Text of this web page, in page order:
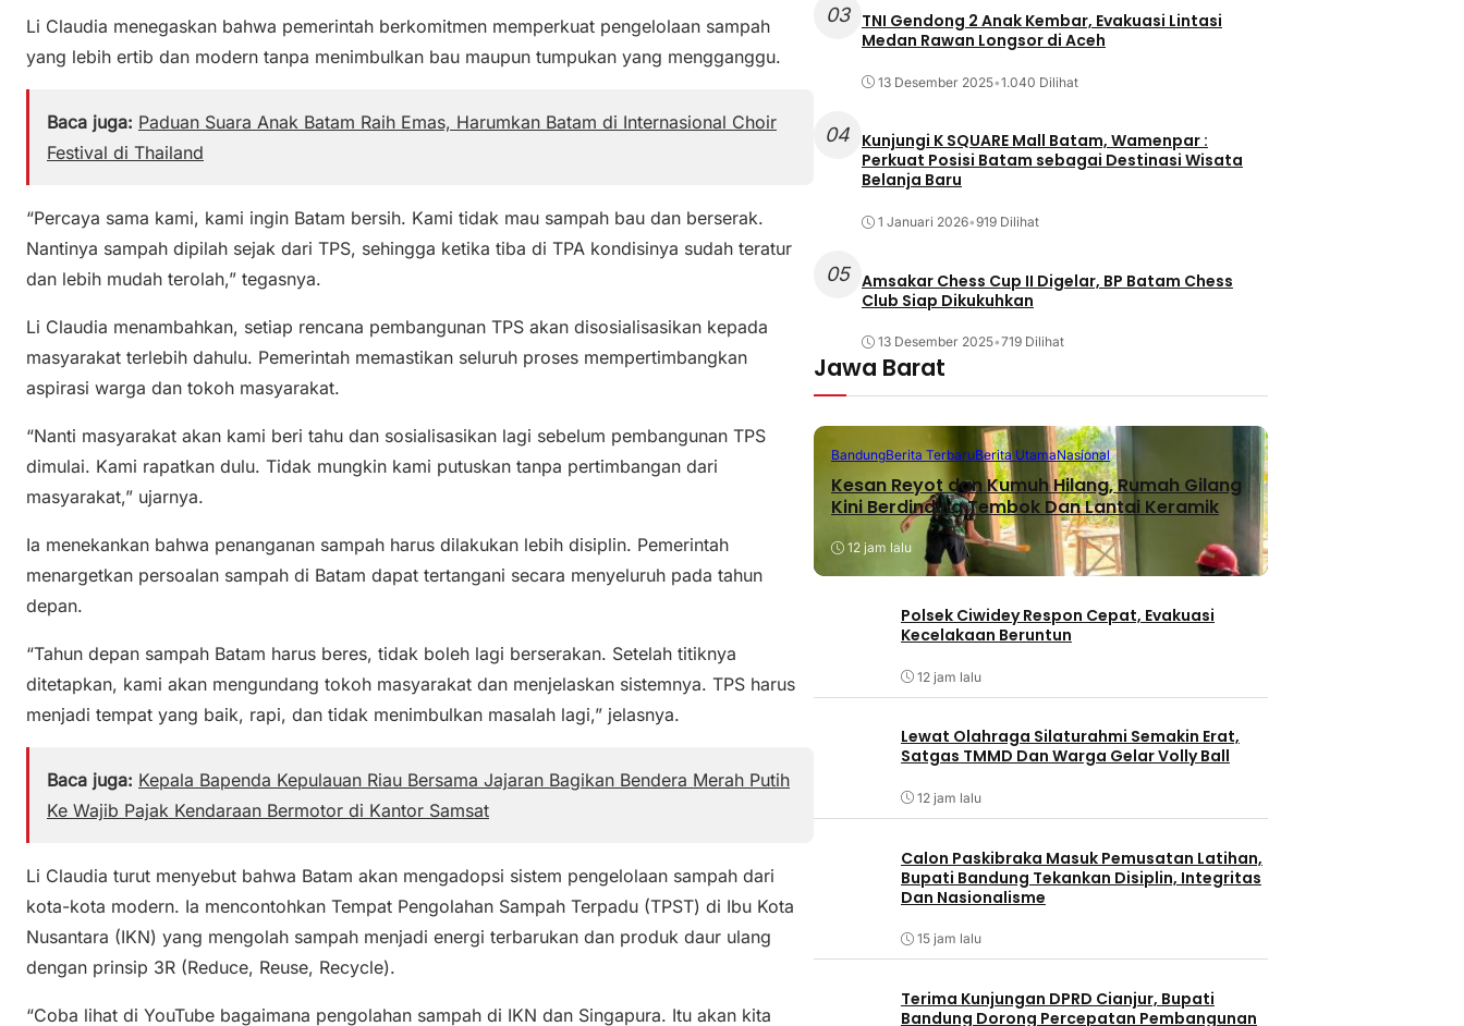
Li Claudia menegaskan bahwa pemerintah berkomitmen memperkuat pengelolaan sampah
yang lebih ertib dan modern tanpa menimbulkan bau maupun tumpukan yang mengganggu.
Baca juga: Paduan Suara Anak Batam Raih Emas, Harumkan Batam di Internasional Choir
Festival di Thailand
“Percaya sama kami, kami ingin Batam bersih. Kami tidak mau sampah bau dan berserak.
Nantinya sampah dipilah sejak dari TPS, sehingga ketika tiba di TPA kondisinya sudah teratur
dan lebih mudah terolah,” tegasnya.
Li Claudia menambahkan, setiap rencana pembangunan TPS akan disosialisasikan kepada
masyarakat terlebih dahulu. Pemerintah memastikan seluruh proses mempertimbangkan
aspirasi warga dan tokoh masyarakat.
“Nanti masyarakat akan kami beri tahu dan sosialisasikan lagi sebelum pembangunan TPS
dimulai. Kami rapatkan dulu. Tidak mungkin kami putuskan tanpa pertimbangan dari
masyarakat,” ujarnya.
Ia menekankan bahwa penanganan sampah harus dilakukan lebih disiplin. Pemerintah
menargetkan persoalan sampah di Batam dapat tertangani secara menyeluruh pada tahun
depan.
“Tahun depan sampah Batam harus beres, tidak boleh lagi berserakan. Setelah titiknya
ditetapkan, kami akan mengundang tokoh masyarakat dan menjelaskan sistemnya. TPS harus
menjadi tempat yang baik, rapi, dan tidak menimbulkan masalah lagi,” jelasnya.
Baca juga: Kepala Bapenda Kepulauan Riau Bersama Jajaran Bagikan Bendera Merah Putih
Ke Wajib Pajak Kendaraan Bermotor di Kantor Samsat
Li Claudia turut menyebut bahwa Batam akan mengadopsi sistem pengelolaan sampah dari
kota-kota modern. Ia mencontohkan Tempat Pengolahan Sampah Terpadu (TPST) di Ibu Kota
Nusantara (IKN) yang mengolah sampah menjadi energi terbarukan dan produk daur ulang
dengan prinsip 3R (Reduce, Reuse, Recycle).
“Coba lihat di YouTube bagaimana pengolahan sampah di IKN dan Singapura. Itu akan kita
03
TNI Gendong 2 Anak Kembar, Evakuasi Lintasi
Medan Rawan Longsor di Aceh
13 Desember 2025•1.040 Dilihat
04 Kunjungi K SQUARE Mall Batam, Wamenpar :
Perkuat Posisi Batam sebagai Destinasi Wisata
Belanja Baru
1 Januari 2026•919 Dilihat
05 Amsakar Chess Cup II Digelar, BP Batam Chess
Club Siap Dikukuhkan
13 Desember 2025•719 Dilihat
Jawa Barat
BandungBerita TerbaruBerita UtamaNasional
Kesan Reyot dan Kumuh Hilang, Rumah Gilang
Kini Berdinding Tembok Dan Lantai Keramik
12 jam lalu
Polsek Ciwidey Respon Cepat, Evakuasi
Kecelakaan Beruntun
12 jam lalu
Lewat Olahraga Silaturahmi Semakin Erat,
Satgas TMMD Dan Warga Gelar Volly Ball
12 jam lalu
Calon Paskibraka Masuk Pemusatan Latihan,
Bupati Bandung Tekankan Disiplin, Integritas
Dan Nasionalisme
15 jam lalu
Terima Kunjungan DPRD Cianjur, Bupati
Bandung Dorong Percepatan Pembangunan